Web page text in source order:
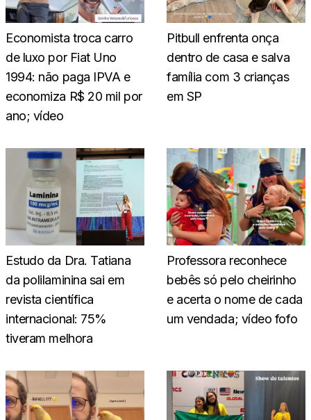
Economista troca carro
de luxo por Fiat Uno
1994: não paga IPVA e
economiza R$ 20 mil por
ano; vídeo
Pitbull enfrenta onça
dentro de casa e salva
família com 3 crianças
em SP
Estudo da Dra. Tatiana
da polilaminina sai em
revista científica
internacional: 75%
tiveram melhora
Professora reconhece
bebês só pelo cheirinho
e acerta o nome de cada
um vendada; vídeo fofo